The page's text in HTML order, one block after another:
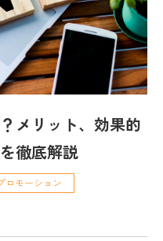
メリット、効果的
徹底解説
ロモーション